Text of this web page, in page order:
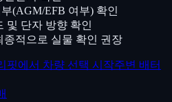
(AGM/EFB 여부) 확인
및 단자 방향 확인
종적으로 실물 확인 권장
핏에서 차량 선택 시작주변 배터